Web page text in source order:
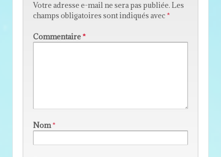
Votre adresse e-mail ne sera pas publiée. Les
champs obligatoires sont indiqués avec *
Commentaire*
Nom*